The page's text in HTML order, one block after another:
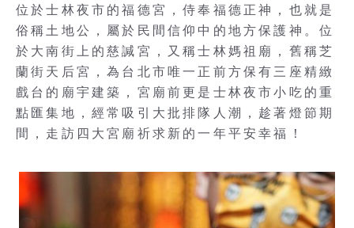
位於士林夜市的福德宮，侍奉福德正神，也就是
俗稱土地公，屬於民間信仰中的地方保護神。位
於大南街上的慈諴宮，又稱士林媽祖廟，舊稱芝
蘭街天后宮，為台北市唯一正前方保有三座精緻
戲台的廟宇建築，宮廟前更是士林夜市小吃的重
點匯集地，經常吸引大批排隊人潮，趁著燈節期
間，走訪四大宮廟祈求新的一年平安幸福！